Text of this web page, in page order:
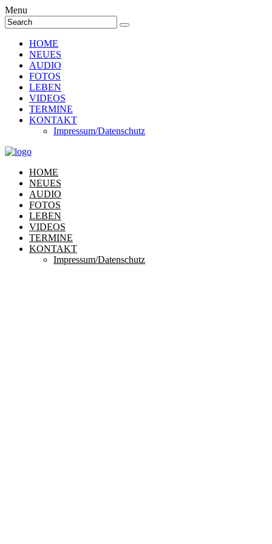
Menu
HOME
NEUES
AUDIO
FOTOS
LEBEN
VIDEOS
TERMINE
KONTAKT
Impressum/Datenschutz
HOME
NEUES
AUDIO
FOTOS
LEBEN
VIDEOS
TERMINE
KONTAKT
Impressum/Datenschutz